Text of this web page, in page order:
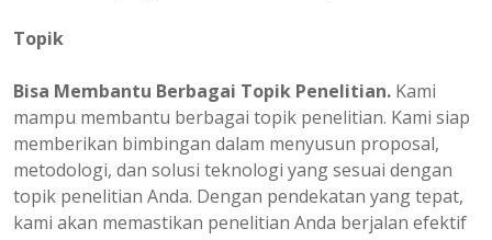
Topik
Bisa Membantu Berbagai Topik Penelitian. Kami
mampu membantu berbagai topik penelitian. Kami siap
memberikan bimbingan dalam menyusun proposal,
metodologi, dan solusi teknologi yang sesuai dengan
topik penelitian Anda. Dengan pendekatan yang tepat,
kami akan memastikan penelitian Anda berjalan efektif